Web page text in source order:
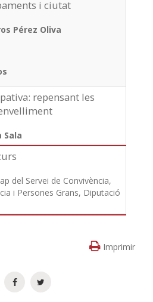
i ciutat
Pérez Oliva
repensant les
Sala
del Servei de Convivència,
i Persones Grans, Diputació
Imprimir